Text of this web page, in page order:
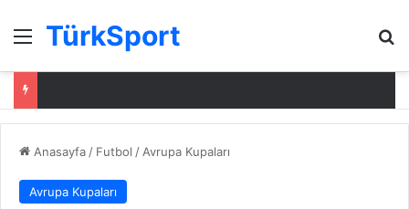
Menü
TürkSport
Anasayfa / Futbol / Avrupa Kupaları
Avrupa Kupaları